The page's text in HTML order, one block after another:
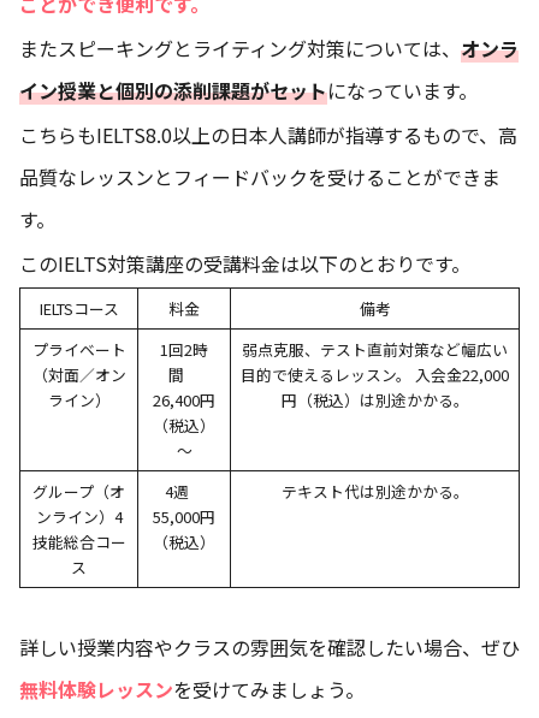
またスピーキングとライティング対策については、 オンラ
イン授業と個別の添削課題がセットになっています。
こちらもIELTS8.0以上の日本人講師が指導するもので、高
品質なレッスンとフィードバックを受けることができま
す。
このIELTS対策講座の受講料金は以下のとおりです。
IELTSコース 料金
備考
プライベート
（対面／オン
ライン）
1回2時
間
26,400円
（税込）
～
弱点克服、テスト直前対策など幅広い
目的で使えるレッスン。 入会金22,000
円（税込）は別途かかる。
グループ（オ
ンライン）4
技能総合コー
ス
4週
55,000円
（税込）
テキスト代は別途かかる。
詳しい授業内容やクラスの雰囲気を確認したい場合、ぜひ
無料体験レッスンを受けてみましょう。